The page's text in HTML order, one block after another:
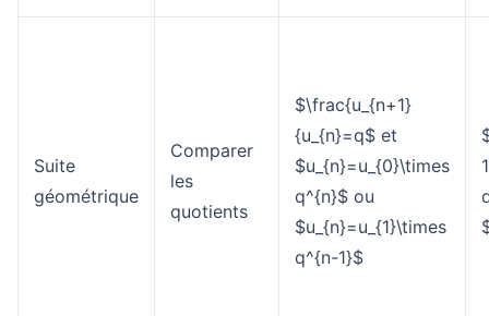
Suite
géométrique
Comparer
les
quotients
$\frac{u_{n+1}
{u_{n}=q$ et
$u_{n}=u_{0}\times
q^{n}$ ou
$u_{n}=u_{1}\times
q^{n-1}$